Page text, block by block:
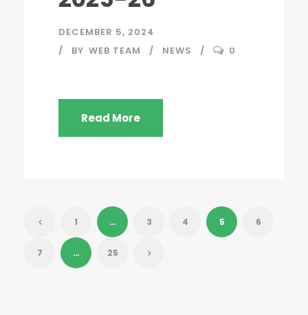
DECEMBER 5, 2024
BY WEB TEAM NEWS 0
Read More
1 … 3 4 5 6
7 … 25